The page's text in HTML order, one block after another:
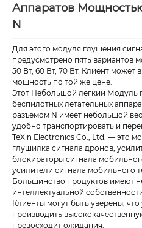
Аппаратов
N
Для этого модуля глушения
предусмотрено пять вариантов
50 Вт, 60 Вт, 70 Вт. Клиент может
мощность по той же цене.
Этот Небольшой легкий Модуль
беспилотных летательных
разъемом N имеет небольшой
удобно транспортировать и
TeXin Electronics Co., Ltd. — это
глушилка сигнала дронов,
блокираторы сигнала
усилители сигнала мобильного
Большинство продуктов имеют
интеллектуальной
Клиенты могут быть уверены,
производить
превосходит ожидания.